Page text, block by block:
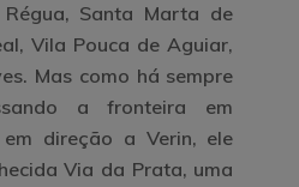
Santa Marta de
Vila Pouca de Aguiar,
Mas como há sempre
a fronteira em
direção a Verin, ele
Via da Prata, uma